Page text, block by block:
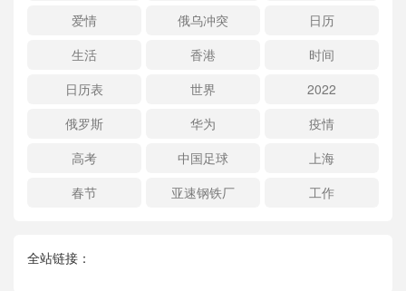
爱情
俄乌冲突
日历
生活
香港
时间
日历表
世界
2022
俄罗斯
华为
疫情
高考
中国足球
上海
春节
亚速钢铁厂 工作
全站链接：